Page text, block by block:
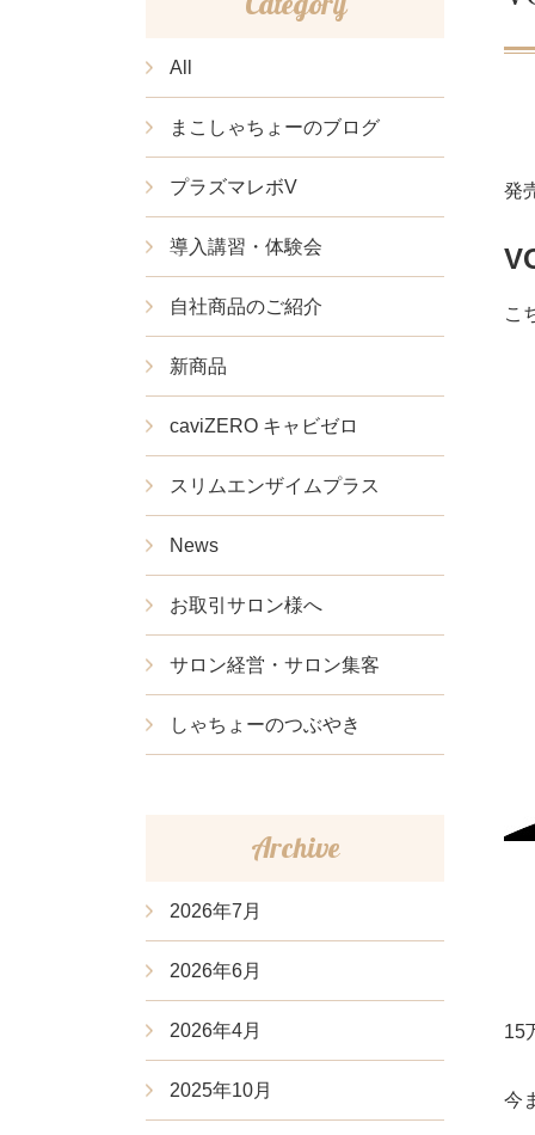
発
こ
15
今
All
まこしゃちょーのブログ
プラズマレボV
導入講習・体験会
自社商品のご紹介
新商品
caviZERO キャビゼロ
スリムエンザイムプラス
News
お取引サロン様へ
サロン経営・サロン集客
しゃちょーのつぶやき
Archive
2026年7月
2026年6月
2026年4月
2025年10月